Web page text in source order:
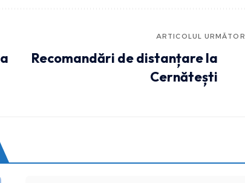
ARTICOLUL URMĂTOR
Recomandări de distanțare la
Cernătești